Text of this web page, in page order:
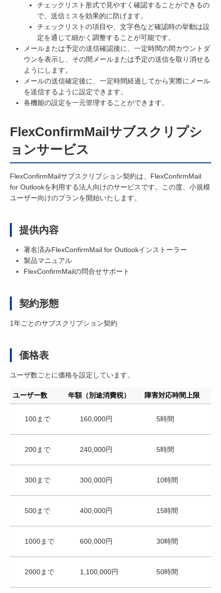
チェックリスト形式で見やすく確認することができるの
で、送信ミスを効果的に防げます。
チェックリストの項目や、文字色など確認時の挙動は設
定を通じて細かく調整することが可能です。
メールまたは予定の送信確認後に、一定時間の間カウントダ
ウンを表示し、その間メールまたは予定の送信を取り消せる
ようにします。
メールの送信確定後に、一定時間経過してから実際にメール
を送信するように設定できます。
各機能の設定を一元管理することができます。
FlexConfirmMailサブスクリプシ
ョンサービス
FlexConfirmMailサブスクリプション契約は、FlexConfirmMail
for Outlookを利用する法人向けのサービスです。この度、小規模
ユーザー向けのプランを開始いたします。
提供内容
署名済みFlexConfirmMail for Outlookインストーラー
製品マニュアル
FlexConfirmMailの問合せサポート
契約形態
1年ごとのサブスクリプション契約
価格表
ユーザ数ごとに価格を設定しています。
ユーザー数 年額（別途消費税） 障害対応時間上限
100まで 160,000円 5時間
200まで 240,000円 5時間
300まで 300,000円 10時間
500まで 400,000円 15時間
1000まで 600,000円 30時間
2000まで 1,100,000円 50時間